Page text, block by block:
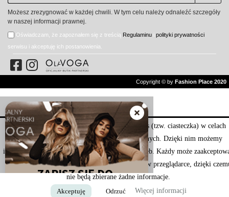
Nasza strona internetowa używa plików cookies (tzw. ciasteczka) w celach
statystycznych, reklamowych oraz funkcjonalnych. Dzięki nim możemy
indywidualnie dostosować stronę do twoich potrzeb. Każdy może
pliki cookies albo ma możliwość wyłączenia ich w przeglądarce, dzięki
nie będą zbierane żadne informacje.
Akceptuję
Odrzuć Więcej informacji
Możesz zrezygnować w każdej chwili. W tym celu należy odnaleźć szczegóły
w naszej informacji prawnej.
Oświadczam, że zapoznałem się z treścią Regulaminu i polityki prywatności
serwisu i akceptuję ich postanowienia.
Copyright © by Fashion Place 2020